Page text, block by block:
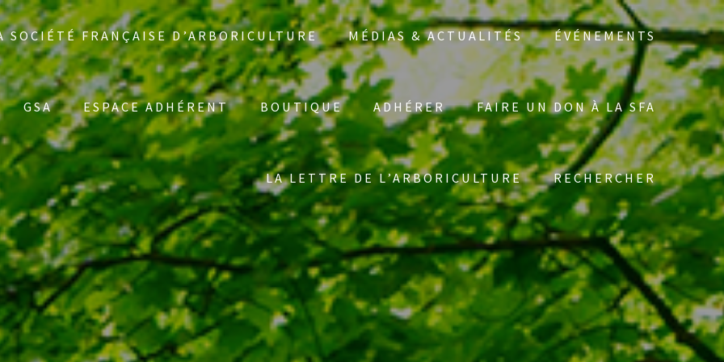
SOCIÉTÉ FRANÇAISE D’ARBORICULTURE MÉDIAS & ACTUALITÉS ÉVÉNEMENTS
GSA ESPACE ADHÉRENT BOUTIQUE ADHÉRER FAIRE UN DON À LA SFA
LA LETTRE DE L’ARBORICULTURE RECHERCHER
Search
for: